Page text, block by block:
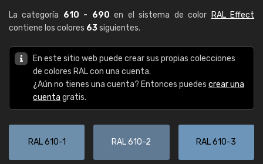
La categoría 610 - 690 en el sistema de color RAL Effect
contiene los colores 63siguientes.
En este sitio web puede crear sus propias colecciones
de colores RAL con una cuenta.
¿Aún no tienes una cuenta? Entonces puedes crear una
cuenta gratis.
RAL 610-1 RAL 610-2 RAL 610-3